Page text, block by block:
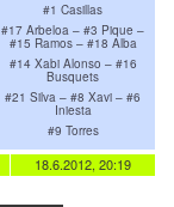
#1 Casillas
#17 Arbeloa – #3 Pique –
#15 Ramos – #18 Alba
#14 Xabi Alonso – #16
Busquets
#21 Silva – #8 Xavi – #6
Iniesta
#9 Torres
18.6.2012, 20:19